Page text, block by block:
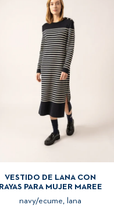
VESTIDO DE LANA CON
RAYAS PARA MUJER MAREE
navy/ecume, lana